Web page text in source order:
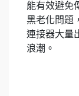
能有效避免
黑老化問題
連接器大量
浪潮。